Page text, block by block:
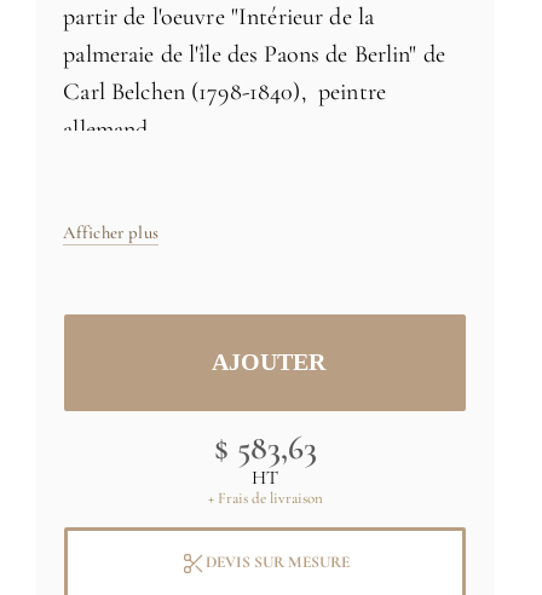
partir de l'oeuvre "Intérieur de la
palmeraie de l'île des Paons de Berlin" de
Carl Belchen (1798-1840), peintre
allemand
palmeraie 1
Taille: H 250cm x L217cm - livré en 3 lès
Tailles et couleurs spécifiques
Image originale: (C) BPK, Berlin, Dist.
RMN-Grand Palais / Elke Walford
Afficher plus
$ 583,63
HT
+ Frais de livraison
DEVIS SUR MESURE